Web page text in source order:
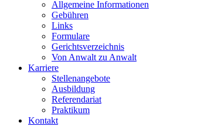
Allgemeine Informationen
Gebühren
Links
Formulare
Gerichtsverzeichnis
Von Anwalt zu Anwalt
Karriere
Stellenangebote
Ausbildung
Referendariat
Praktikum
Kontakt